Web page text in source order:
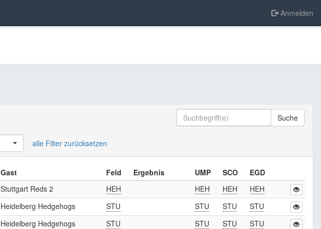
Anmelden
Suche
alle Filter zurücksetzen
Gast Feld Ergebnis UMP SCO
EGD
Stuttgart Reds 2 HEH HEH HEH
HEH
Heidelberg Hedgehogs STU STU STU
STU
Heidelberg Hedgehogs STU STU STU STU